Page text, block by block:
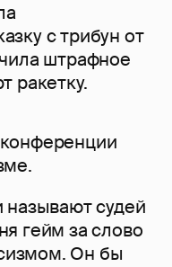
с трибун от
штрафное
ракетку.
судей
гейм за слово
Он бы